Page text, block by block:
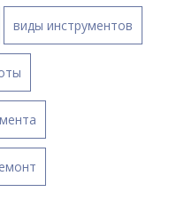
виды инструментов